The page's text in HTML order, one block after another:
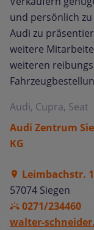
und persönlich
Audi zu
weitere
weiteren
Audi, Cupra, Seat
Audi Zentrum
KG
Leimbachstr.
57074 Siegen
0271/234460
walter-